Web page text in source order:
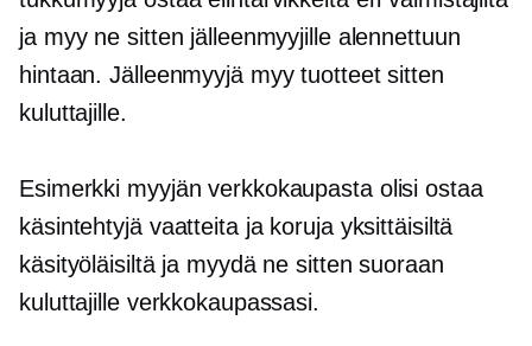
ja myy ne sitten jälleenmyyjille alennettuun
hintaan. Jälleenmyyjä myy tuotteet sitten
kuluttajille.
Esimerkki myyjän verkkokaupasta olisi ostaa
käsintehtyjä vaatteita ja koruja yksittäisiltä
käsityöläisiltä ja myydä ne sitten suoraan
kuluttajille verkkokaupassasi.